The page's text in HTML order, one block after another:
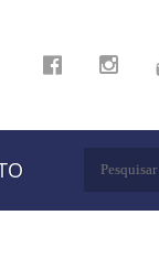
Pesquisar